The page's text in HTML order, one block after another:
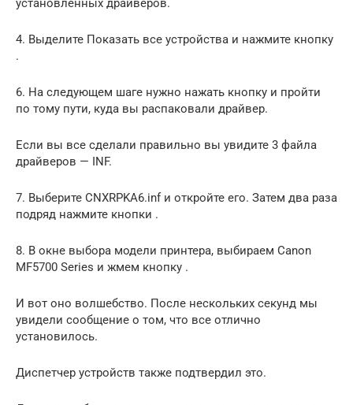
установленных драйверов.
4. Выделите Показать все устройства и нажмите кнопку
.
6. На следующем шаге нужно нажать кнопку и пройти
по тому пути, куда вы распаковали драйвер.
Если вы все сделали правильно вы увидите 3 файла
драйверов — INF.
7. Выберите CNXRPKA6.inf и откройте его. Затем два раза
подряд нажмите кнопки .
8. В окне выбора модели принтера, выбираем Canon
MF5700 Series и жмем кнопку .
И вот оно волшебство. После нескольких секунд мы
увидели сообщение о том, что все отлично
установилось.
Диспетчер устройств также подтвердил это.